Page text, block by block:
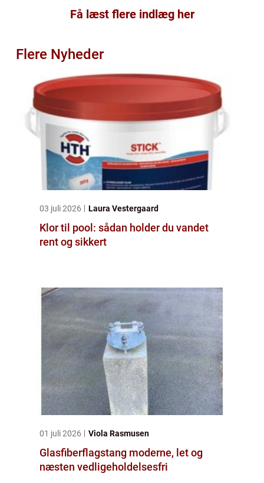
Få læst flere indlæg her
Flere Nyheder
03 juli 2026 Laura Vestergaard
Klor til pool: sådan holder du vandet
rent og sikkert
01 juli 2026 Viola Rasmusen
Glasfiberflagstang moderne, let og
næsten vedligeholdelsesfri